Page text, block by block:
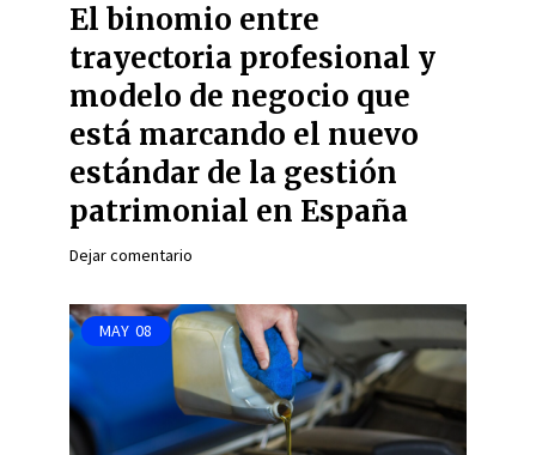
El binomio entre
trayectoria profesional y
modelo de negocio que
está marcando el nuevo
estándar de la gestión
patrimonial en España
Dejar comentario
MAY 08